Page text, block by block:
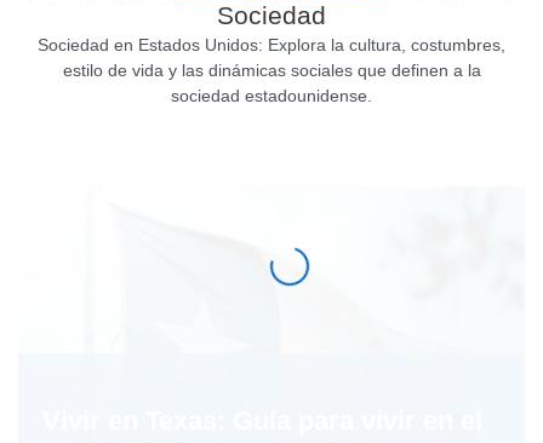
Sociedad
Sociedad en Estados Unidos: Explora la cultura, costumbres,
estilo de vida y las dinámicas sociales que definen a la
sociedad estadounidense.